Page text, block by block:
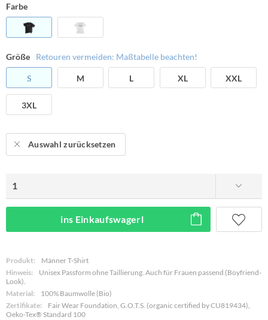
Farbe
Größe Retouren vermeiden: Maßtabelle beachten!
S M L XL XXL
3XL
Auswahl zurücksetzen
ins Einkaufswagerl
Produkt:
Männer T-Shirt
Hinweis:
Unisex Passform ohne Taillierung. Auch für Frauen passend (Boyfriend-
Look).
Material:
100% Baumwolle (Bio)
Zertifikate:
Fair Wear Foundation, G.O.T.S. (organic certified by CU819434),
Oeko-Tex® Standard 100